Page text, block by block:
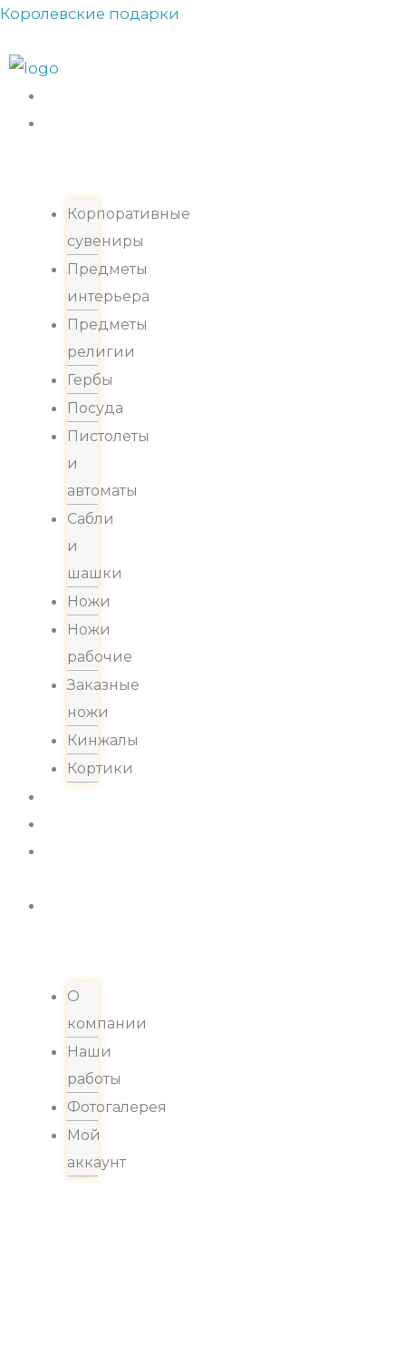
Перейти
содержимому
Королевские подарки
Корпоративные
сувениры
Предметы
интерьера
Предметы
религии
Гербы
Посуда
Пистолеты
и
автоматы
Сабли
и
шашки
Ножи
Ножи
рабочие
Заказные
ножи
Кинжалы
Кортики
О
компании
Наши
работы
Фотогалерея
Мой
аккаунт
Прокрутка
вверх